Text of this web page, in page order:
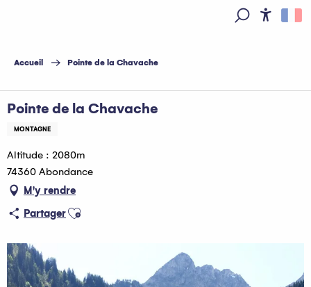
principal
Accueil Pointe de la Chavache
Pointe de la Chavache
MONTAGNE
Altitude : 2080m
74360 Abondance
M'y rendre
PartagerAjouter aux favoris